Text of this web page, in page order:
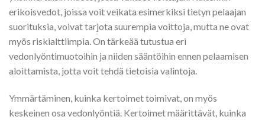
erikoisvedot, joissa voit veikata esimerkiksi tietyn pelaajan
suorituksia, voivat tarjota suurempia voittoja, mutta ne ovat
myös riskialttiimpia. On tärkeää tutustua eri
vedonlyöntimuotoihin ja niiden sääntöihin ennen pelaamisen
aloittamista, jotta voit tehdä tietoisia valintoja.
Ymmärtäminen, kuinka kertoimet toimivat, on myös
keskeinen osa vedonlyöntiä. Kertoimet määrittävät, kuinka